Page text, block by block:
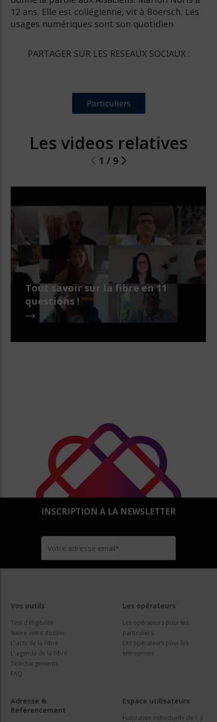
12 ans. Elle est collégienne, vit à Boersch. Les
usages numériques sont son quotidien
PARTAGER SUR LES RESEAUX SOCIAUX :
Particuliers
Les videos relatives
1 / 9
Tout savoir sur la fibre en 11
questions !
INSCRIPTION A LA NEWSLETTER
Vos outils
Test d’éligibilité
Suivre votre dossier
L’ actu de la Fibre
L’ agenda de la Fibre
Téléchargements
FAQ
Les opérateurs
Les opérateurs pour les
particuliers
Les opérateurs pour les
entreprises
Adresse &
Référencement
Espace utilisateurs
Habitation individuelle de 1 à